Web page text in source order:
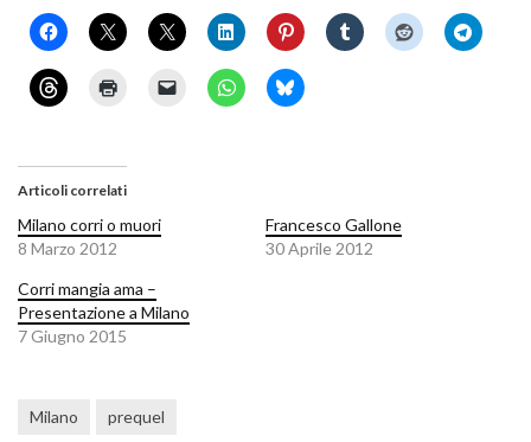
Articoli correlati
Milano corri o muori
8 Marzo 2012
Francesco Gallone
30 Aprile 2012
Corri mangia ama –
Presentazione a Milano
7 Giugno 2015
Milano prequel